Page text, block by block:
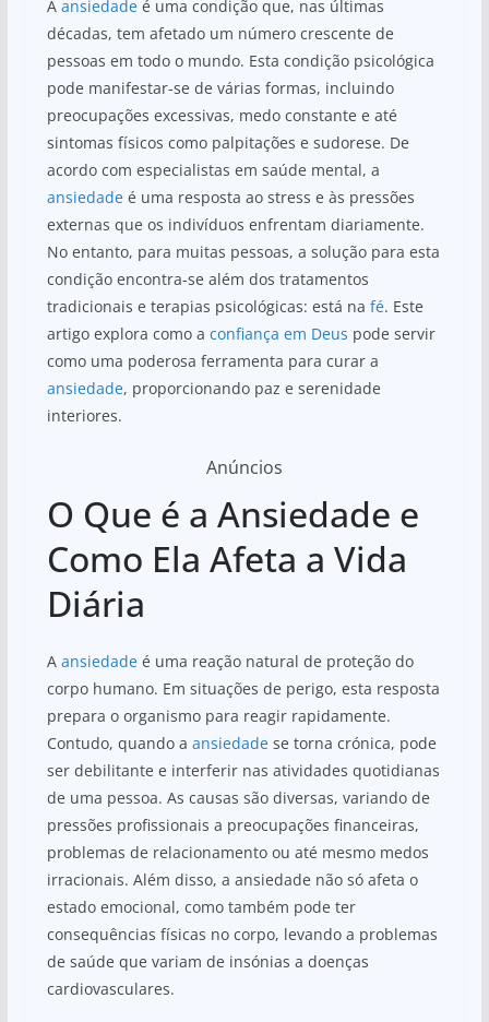
A
p
p
b
o
o
k
A ansiedadeé uma condição que, nas últimas
décadas, tem afetado um número crescente de
pessoas em todo o mundo. Esta condição psicológica
pode manifestar-se de várias formas, incluindo
preocupações excessivas, medo constante e até
sintomas físicos como palpitações e sudorese. De
acordo com especialistas em saúde mental, a
ansiedadeé uma resposta ao stress e às pressões
externas que os indivíduos enfrentam diariamente.
No entanto, para muitas pessoas, a solução para esta
condição encontra-se além dos tratamentos
tradicionais e terapias psicológicas: está na fé. Este
artigo explora como a confiança em Deus pode servir
como uma poderosa ferramenta para curar a
ansiedade, proporcionando paz e serenidade
interiores.
Anúncios
O Que é a Ansiedade e
Como Ela Afeta a Vida
Diária
A ansiedadeé uma reação natural de proteção do
corpo humano. Em situações de perigo, esta resposta
prepara o organismo para reagir rapidamente.
Contudo, quando a ansiedadese torna crónica, pode
ser debilitante e interferir nas atividades quotidianas
de uma pessoa. As causas são diversas, variando de
pressões profissionais a preocupações financeiras,
problemas de relacionamento ou até mesmo medos
irracionais. Além disso, a ansiedade não só afeta o
estado emocional, como também pode ter
consequências físicas no corpo, levando a problemas
de saúde que variam de insónias a doenças
cardiovasculares.